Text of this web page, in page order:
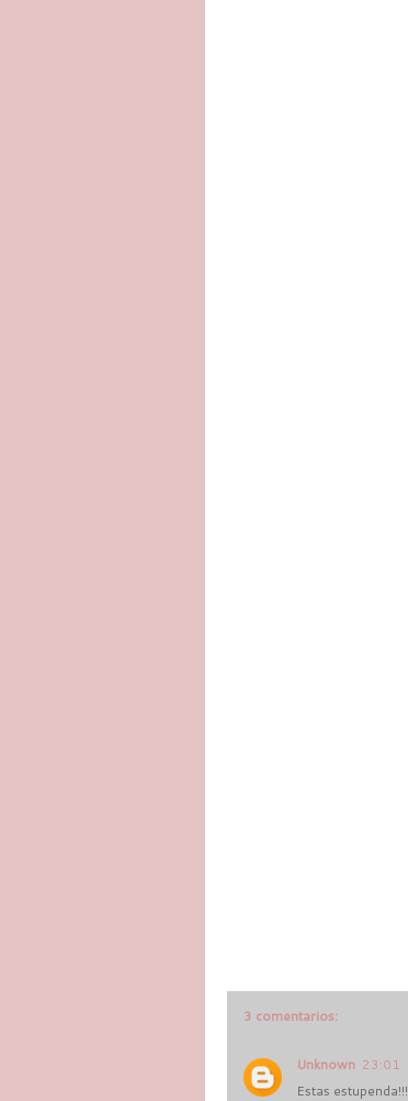
3 comentarios:
Unknown 23:01
Estas estupenda!!!